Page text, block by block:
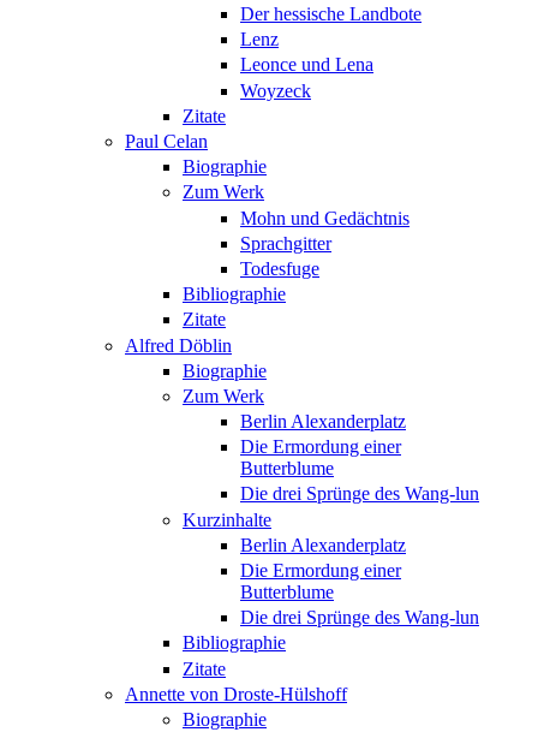
Der hessische Landbote
Lenz
Leonce und Lena
Woyzeck
Zitate
Paul Celan
Biographie
Zum Werk
Mohn und Gedächtnis
Sprachgitter
Todesfuge
Bibliographie
Zitate
Alfred Döblin
Biographie
Zum Werk
Berlin Alexanderplatz
Die Ermordung einer
Butterblume
Die drei Sprünge des Wang-lun
Kurzinhalte
Berlin Alexanderplatz
Die Ermordung einer
Butterblume
Die drei Sprünge des Wang-lun
Bibliographie
Zitate
Annette von Droste-Hülshoff
Biographie